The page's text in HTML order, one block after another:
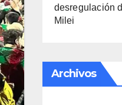
desregulación
Milei
Archivos